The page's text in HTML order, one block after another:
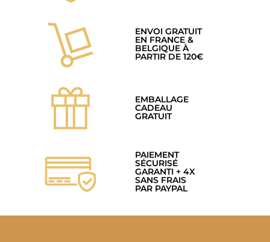
ENVOI GRATUIT
EN FRANCE &
BELGIQUE À
PARTIR DE 120€
EMBALLAGE
CADEAU
GRATUIT
PAIEMENT
SÉCURISÉ
GARANTI + 4X
SANS FRAIS
PAR PAYPAL